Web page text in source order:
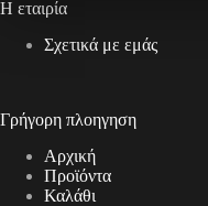
Η εταιρία
Σχετικά με εμάς
Γρήγορη πλοηγηση
Αρχική
Προϊόντα
Καλάθι